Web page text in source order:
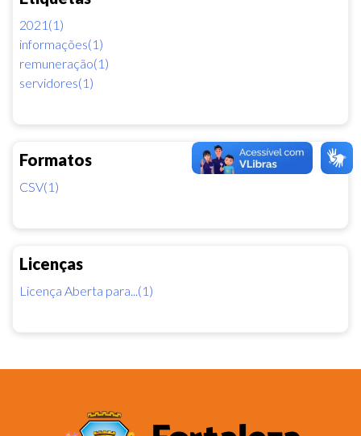
2021(1)
informações(1)
remuneração(1)
servidores(1)
Formatos
CSV(1)
Licenças
Licença Aberta para...(1)